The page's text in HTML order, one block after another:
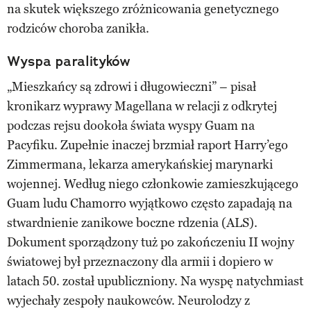
na skutek większego zróżnicowania genetycznego
rodziców choroba zanikła.
Wyspa paralityków
„Mieszkańcy są zdrowi i długowieczni” – pisał
kronikarz wyprawy Magellana w relacji z odkrytej
podczas rejsu dookoła świata wyspy Guam na
Pacyfiku. Zupełnie inaczej brzmiał raport Harry’ego
Zimmermana, lekarza amerykańskiej marynarki
wojennej. Według niego członkowie zamieszkującego
Guam ludu Chamorro wyjątkowo często zapadają na
stwardnienie zanikowe boczne rdzenia (ALS).
Dokument sporządzony tuż po zakończeniu II wojny
światowej był przeznaczony dla armii i dopiero w
latach 50. został upubliczniony. Na wyspę natychmiast
wyjechały zespoły naukowców. Neurolodzy z